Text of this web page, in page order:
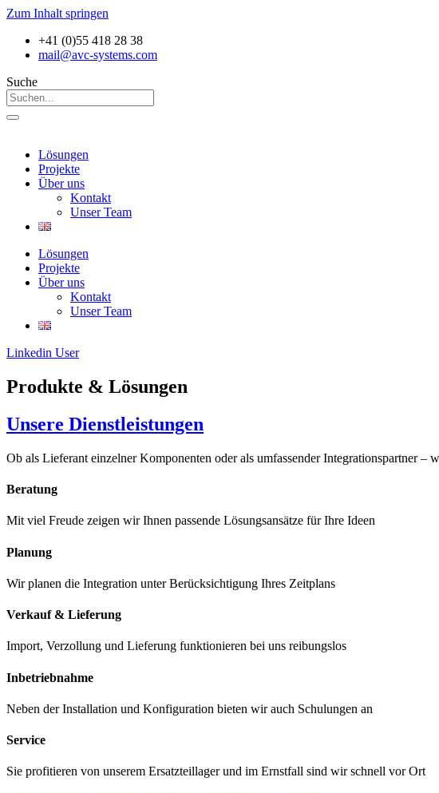
Zum Inhalt springen
+41 (0)55 418 28 38
mail@avc-systems.com
Suche
Lösungen
Projekte
Über uns
Kontakt
Unser Team
Lösungen
Projekte
Über uns
Kontakt
Unser Team
Linkedin User
Produkte & Lösungen
Unsere Dienstleistungen
Ob als Lieferant einzelner Komponenten oder als umfassender Integrationspartner –
Beratung
Mit viel Freude zeigen wir Ihnen passende Lösungsansätze für Ihre Ideen
Planung
Wir planen die Integration unter Berücksichtigung Ihres Zeitplans
Verkauf & Lieferung
Import, Verzollung und Lieferung funktionieren bei uns reibungslos
Inbetriebnahme
Neben der Installation und Konfiguration bieten wir auch Schulungen an
Service
Sie profitieren von unserem Ersatzteillager und im Ernstfall sind wir schnell vor Ort